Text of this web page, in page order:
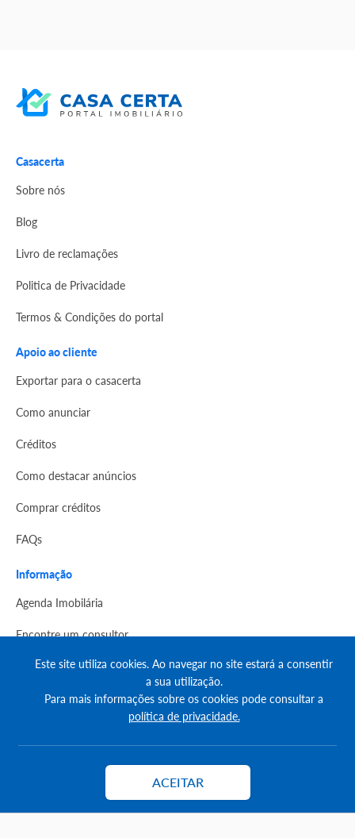
Casacerta
Sobre nós
Blog
Livro de reclamações
Politica de Privacidade
Termos & Condições do portal
Apoio ao cliente
Exportar para o casacerta
Como anunciar
Créditos
Como destacar anúncios
Comprar créditos
FAQs
Informação
Agenda Imobilária
Encontre um consultor
Simulador de Crédito
Pesquisa Certificados SCE
Este site utiliza cookies. Ao navegar no site estará a consentir
a sua utilização.
Para mais informações sobre os cookies pode consultar a
política de privacidade.
ACEITAR